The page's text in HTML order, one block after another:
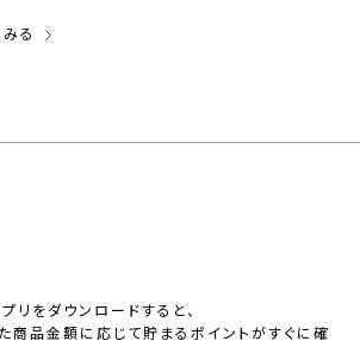
る
リをダウンロードすると、
商品金額に応じて貯まるポイントがすぐに確